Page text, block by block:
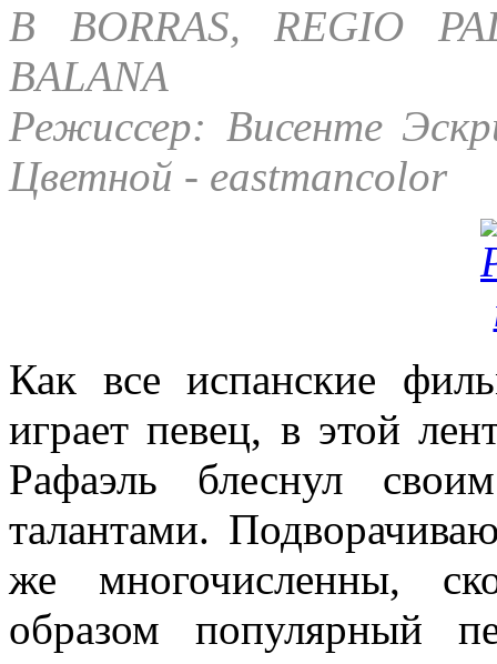
В BORRAS, REGIO
BALANA
Режиссер: Висенте
Цветной - eastmancolor
Как все испанские
играет певец, в этой
Рафаэль блеснул
талантами.
же многочисленны,
образом популярный